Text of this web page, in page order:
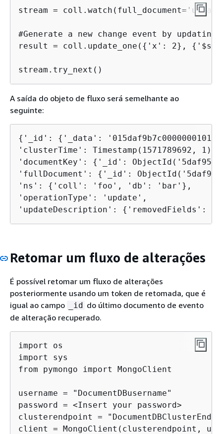
stream =
#Generate a new change event by updating
result = coll.update_one( { 'x': 2}, {
stream.try_next()
A saída do objeto de fluxo será semelhante ao
seguinte:
{ '_id': { '_data':
'clusterTime': Timestamp(1571789692, 1),
'documentKey': { '_id':
'fullDocument': { '_id':
'ns': { 'coll': 'foo', 'db': 'bar'},
'operationType': 'update',
'updateDescription': { 'removedFields':
Retomar um fluxo de alterações
É possível retomar um fluxo de alterações
posteriormente usando um token de retomada, que é
igual ao campo
_id do último documento de evento
de alteração recuperado.
import os
import sys
from pymongo import MongoClient
username = "DocumentDBusername"
password = <Insert your password>
clusterendpoint =
client = MongoClient(clusterendpoint,